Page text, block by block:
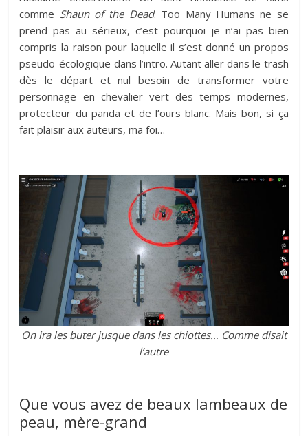
comme Shaun of the Dead. Too Many Humans ne se
prend pas au sérieux, c’est pourquoi je n’ai pas bien
compris la raison pour laquelle il s’est donné un propos
pseudo-écologique dans l’intro. Autant aller dans le trash
dès le départ et nul besoin de transformer votre
personnage en chevalier vert des temps modernes,
protecteur du panda et de l’ours blanc. Mais bon, si ça
fait plaisir aux auteurs, ma foi…
On ira les buter jusque dans les chiottes… Comme disait
l’autre
Que vous avez de beaux lambeaux de
peau, mère-grand